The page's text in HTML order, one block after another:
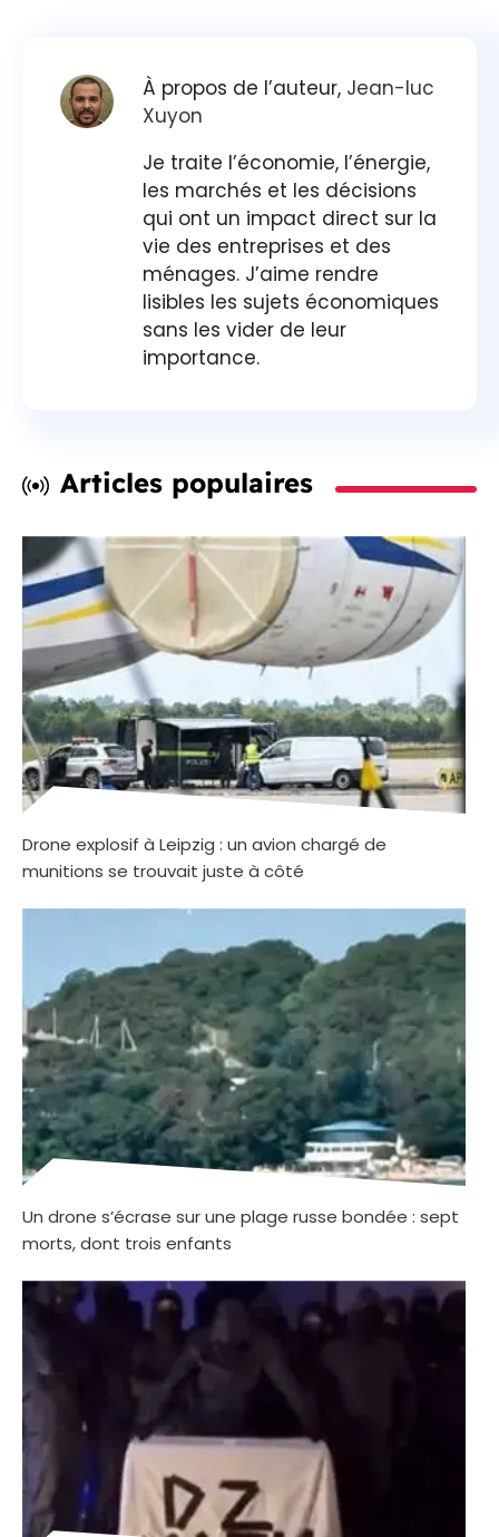
À propos de l’auteur, Jean-luc
Xuyon
Je traite l’économie, l’énergie,
les marchés et les décisions
qui ont un impact direct sur la
vie des entreprises et des
ménages. J’aime rendre
lisibles les sujets économiques
sans les vider de leur
importance.
Articles populaires
Drone explosif à Leipzig : un avion chargé de
munitions se trouvait juste à côté
Un drone s’écrase sur une plage russe bondée : sept
morts, dont trois enfants